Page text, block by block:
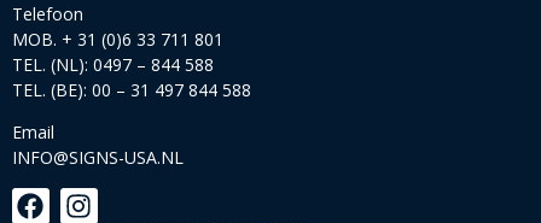
Telefoon
MOB. + 31 (0)6 33 711 801
TEL. (NL): 0497 – 844 588
TEL. (BE): 00 – 31 497 844 588
Email
INFO@SIGNS-USA.NL